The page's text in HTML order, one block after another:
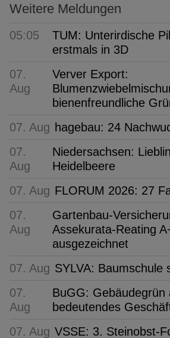
Weitere Meldungen
05:05
TUM: Unterirdische
erstmals in 3D
07.
Aug
Verver Export:
bienenfreundliche
07. Aug hagebau: 24
07.
Aug
Niedersachsen:
Heidelbeere
07. Aug FLORUM 2026: 27
07.
Aug
Gartenbau-
Assekurata-Reating
ausgezeichnet
07. Aug SYLVA: Baumschule
07.
Aug
BuGG: Gebäudegrün
bedeutendes
07. Aug VSSE: 3. Steinobst-